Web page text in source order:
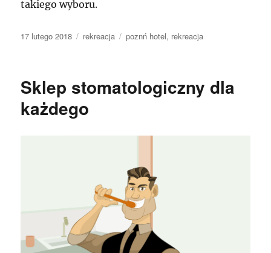
takiego wyboru.
Data
17 lutego 2018 Kategorie
rekreacja Tagi
poznń hotel, rekreacja
Sklep stomatologiczny dla
każdego